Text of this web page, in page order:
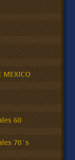
MEXICO
60
70´s